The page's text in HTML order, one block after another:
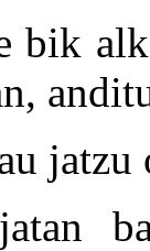
bik
jatzu